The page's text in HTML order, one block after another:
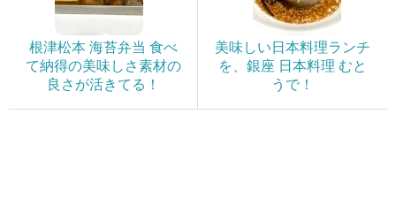
根津松本 海苔弁当 食べ
て納得の美味しさ素材の
良さが活きてる！
美味しい日本料理ランチ
を、銀座 日本料理 むと
うで！